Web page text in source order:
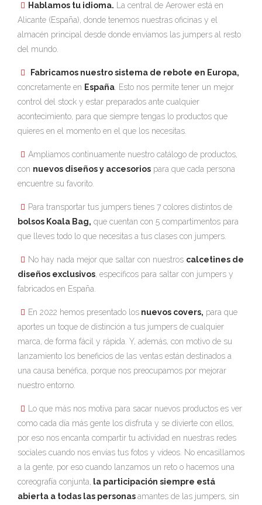
Hablamos tu idioma. La central de Aerower está en
Alicante (España), donde tenemos nuestras oficinas y el
almacén principal desde donde enviamos las jumpers al resto
del mundo.
Fabricamos nuestro sistema de rebote en Europa,
concretamente en España. Esto nos permite tener un mejor
control del stock y estar preparados ante cualquier
acontecimiento, para que siempre tengas lo productos que
quieres en el momento en el que los necesitas.
Ampliamos continuamente nuestro catálogo de productos,
con nuevos diseños y accesorios para que cada persona
encuentre su favorito.
Para transportar tus jumpers tienes 7 colores distintos de
bolsos Koala Bag, que cuentan con 5 compartimentos para
que lleves todo lo que necesitas a tus clases con jumpers.
No hay nada mejor que saltar con nuestros calcetines de
diseños exclusivos, específicos para saltar con jumpers y
fabricados en España.
En 2022 hemos presentado los nuevos covers, para que
aportes un toque de distinción a tus jumpers de cualquier
marca, de forma fácil y rápida. Y, además, con motivo de su
lanzamiento los beneficios de las ventas están destinados a
una causa benéfica, porque nos preocupamos por mejorar
nuestro entorno.
Lo que más nos motiva para sacar nuevos productos es ver
como cada día más gente los disfruta y se divierte con ellos,
por eso nos encanta compartir tu actividad en nuestras redes
sociales cuando nos envías tus fotos y vídeos. No encasillamos
a la gente, por eso cuando lanzamos un reto o hacemos una
coreografía conjunta, la participación siempre está
abierta a todas las personasamantes de las jumpers, sin